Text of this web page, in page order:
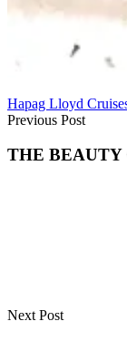
Hapag Lloyd
Previous Post
THE BEAUTY
Next Post